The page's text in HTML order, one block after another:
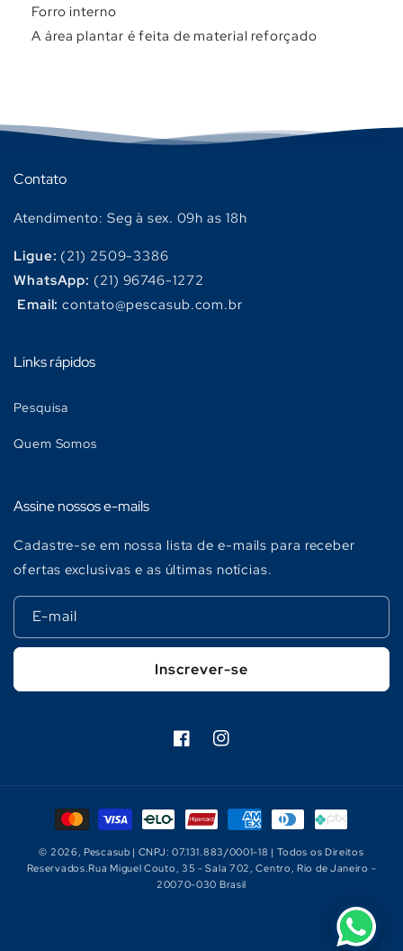
Forro interno
A área plantar é feita de material reforçado
Contato
Atendimento: Seg à sex. 09h as 18h
Ligue: (21) 2509-3386
WhatsApp: (21) 96746-1272
Email: contato@pescasub.com.br
Links rápidos
Pesquisa
Quem Somos
Assine nossos e-mails
Cadastre-se em nossa lista de e-mails para receber
ofertas exclusivas e as últimas notícias.
E-mail
Inscrever-se
FacebookInstagram
Formas
de
pagamento
© 2026,Pescasub | CNPJ: 07.131.883/0001-18 | Todos os Direitos
Reservados.Rua Miguel Couto, 35 - Sala 702, Centro, Rio de Janeiro -
20070-030 Brasil